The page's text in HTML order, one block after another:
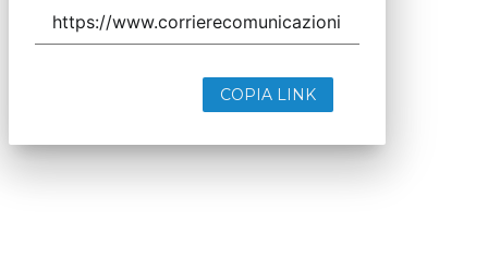
COPIA LINK